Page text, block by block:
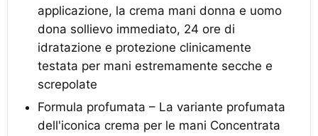
applicazione, la crema mani donna e uomo
dona sollievo immediato, 24 ore di
idratazione e protezione clinicamente
testata per mani estremamente secche e
screpolate
Formula profumata – La variante profumata
dell'iconica crema per le mani Concentrata